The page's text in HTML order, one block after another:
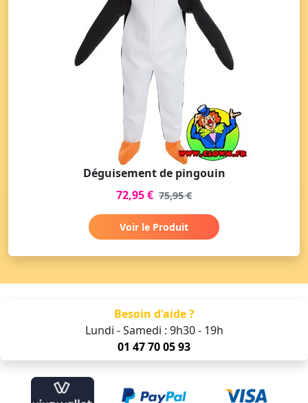
Déguisement de pingouin
72,95 € 75,95 €
Voir le Produit
Besoin d'aide ?
Lundi - Samedi : 9h30 - 19h
01 47 70 05 93